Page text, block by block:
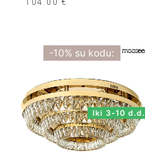
104.00 €
-10% su kodu:
Iki 3-10 d.d.